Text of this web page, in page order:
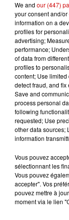
en faveur
climatique.
qu'Amazon
(avec AFP)
Infos
We and our (447)
your consent and/
information on a
profiles for
advertising;
performance;
of data from
profiles to
content; Use limited
detect fraud, and
Save and
process personal
following
requested; Use
other data sources;
information
Vous pouvez
sélectionnant les
Vous pouvez
accepter". Vos
pouvez mettre à
moment via le lien